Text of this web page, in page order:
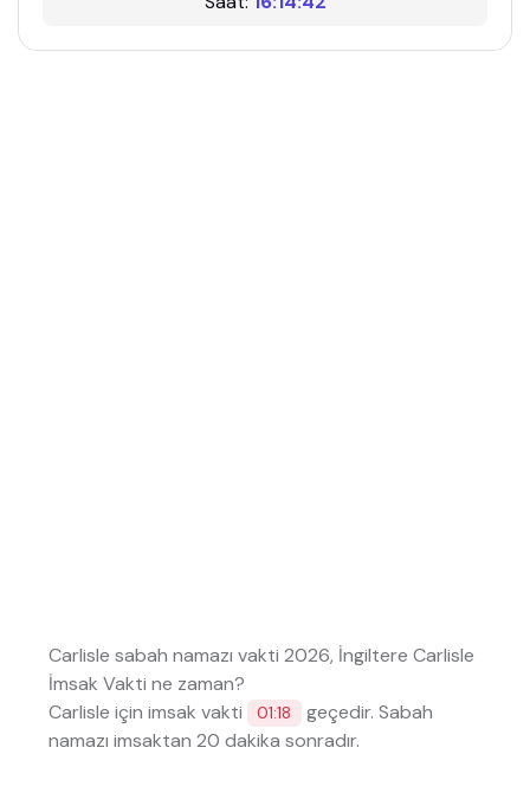
Carlisle sabah namazı vakti 2026, İngiltere Carlisle
İmsak Vakti ne zaman?
Carlisle için imsak vakti
01:18
geçedir. Sabah
namazı imsaktan 20 dakika sonradır.